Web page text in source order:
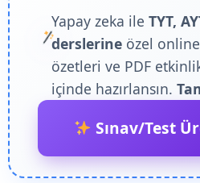
Yapay zeka ileTYT,
derslerine özel
özetleri ve PDF
içinde hazırlansın.
Sınav/Test